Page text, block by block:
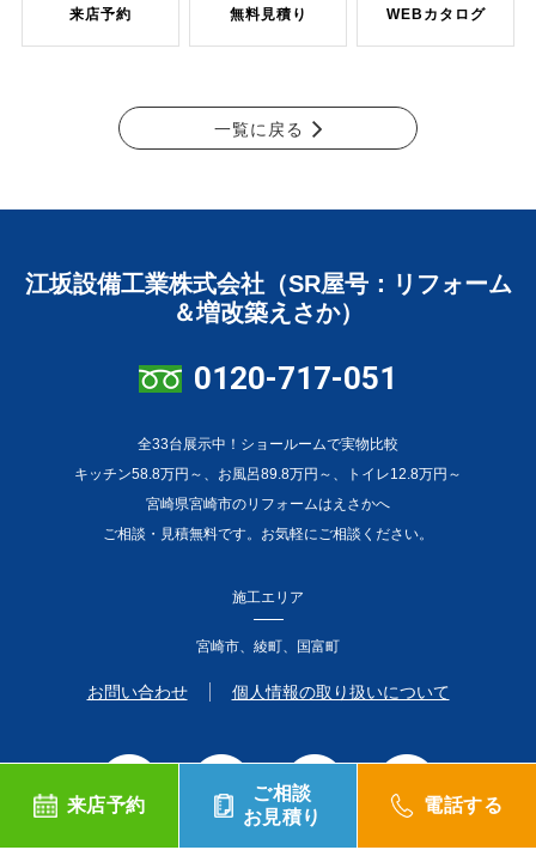
来店予約 無料見積り WEBカタログ
一覧に戻る
江坂設備工業株式会社（SR屋号：リフォーム
＆増改築えさか）
0120-717-051
全33台展示中！ショールームで実物比較
キッチン58.8万円～、お風呂89.8万円～、トイレ12.8万円～
宮崎県宮崎市のリフォームはえさかへ
ご相談・見積無料です。お気軽にご相談ください。
施工エリア
宮崎市、綾町、国富町
お問い合わせ 個人情報の取り扱いについて
来店予約
ご相談
お見積り
電話する